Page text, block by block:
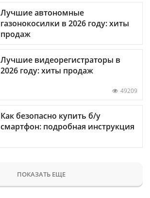
Лучшие автономные
газонокосилки в 2026 году: хиты
продаж
Лучшие видеорегистраторы в
2026 году: хиты продаж
49209
Как безопасно купить б/у
смартфон: подробная инструкция
ПОКАЗАТЬ ЕЩЕ